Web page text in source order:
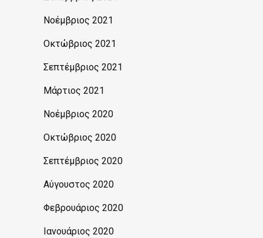
Νοέμβριος 2021
Οκτώβριος 2021
Σεπτέμβριος 2021
Μάρτιος 2021
Νοέμβριος 2020
Οκτώβριος 2020
Σεπτέμβριος 2020
Αύγουστος 2020
Φεβρουάριος 2020
Ιανουάριος 2020